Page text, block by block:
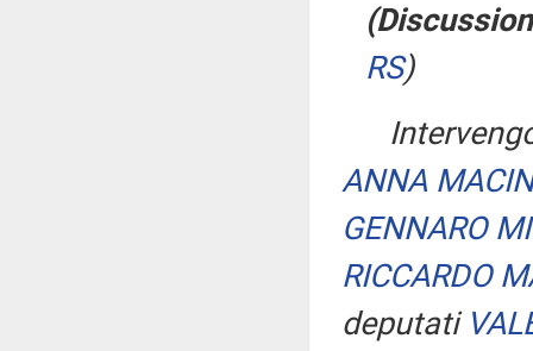
RS)
ANNA
GENNARO
RICCARDO
deputati